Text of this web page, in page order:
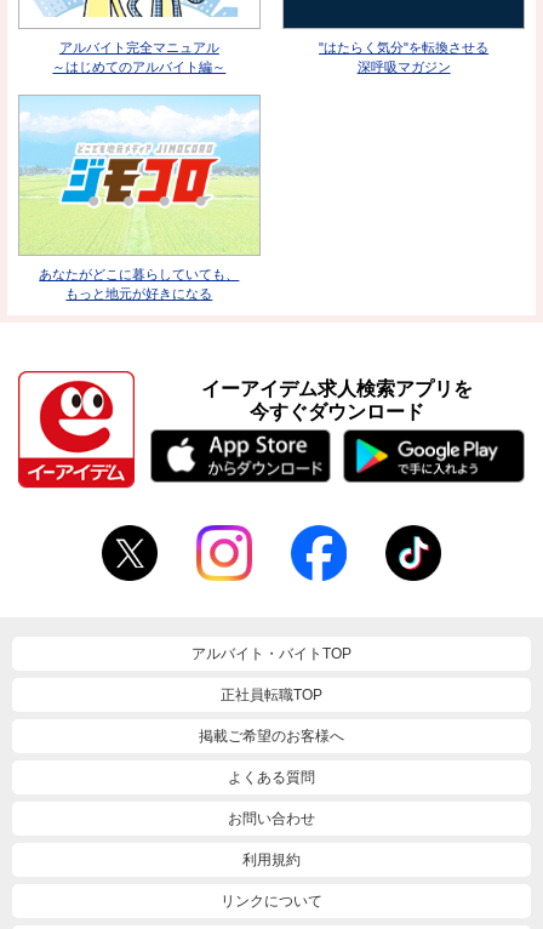
アルバイト完全マニュアル
～はじめてのアルバイト編～
"はたらく気分"を転換させる
深呼吸マガジン
あなたがどこに暮らしていても、
もっと地元が好きになる
イーアイデム求人検索アプリを
今すぐダウンロード
アルバイト・バイトTOP
正社員転職TOP
掲載ご希望のお客様へ
よくある質問
お問い合わせ
利用規約
リンクについて